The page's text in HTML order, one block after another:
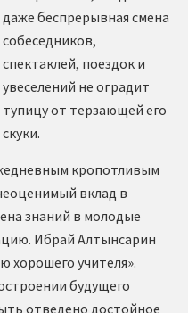
даже беспрерывная смена
собеседников,
спектаклей, поездок и
увеселений не оградит
тупицу от терзающей его
скуки.
кропотливым
вклад в
знаний в молодые
Ибрай Алтынсарин
хорошего учителя».
будущего
отведено достойное